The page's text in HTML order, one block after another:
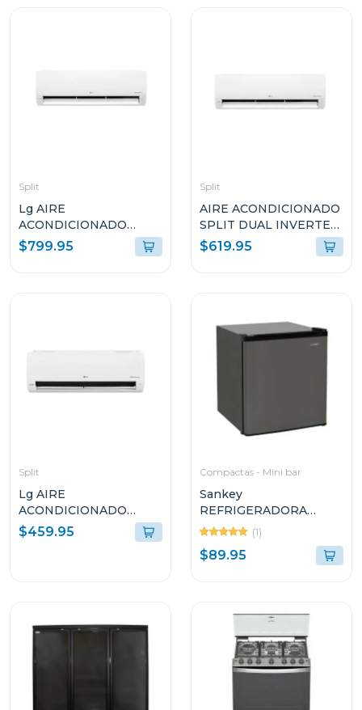
Split
Lg AIRE
ACONDICIONADO
SPLIT DUAL INVERTER
24000BTU KW
$799.95
Split
AIRE ACONDICIONADO
SPLIT DUAL INVERTER
18000BTU LG KW
MANAGER THINQ
$619.95
Split
Lg AIRE
ACONDICIONADO
SPLIT DUAL INVERTER
12000BTU KW
$459.95
Compactas - Mini bar
Sankey
REFRIGERADORA
COMPACTO DE 1
PUERTA 1.7P³ F280
(1)
$89.95